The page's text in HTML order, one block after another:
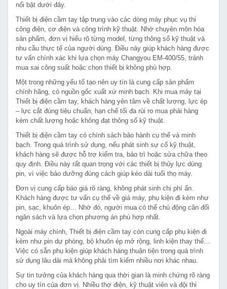
nổi bật dưới đây.
Thiết bị điện cầm tay tập trung vào các dòng máy phục vụ thi
công điện, cơ điện và công trình kỹ thuật. Nhờ chuyên môn hóa
sản phẩm, đơn vị hiểu rõ từng model, từng thông số kỹ thuật và
nhu cầu thực tế của người dùng. Điều này giúp khách hàng được
tư vấn chính xác khi lựa chọn máy Changyou EM-400/55, tránh
mua sai công suất hoặc chọn thiết bị không phù hợp.
Một trong những yếu tố tạo nên uy tín là cung cấp sản phẩm
chính hãng, có nguồn gốc xuất xứ minh bạch. Khi mua máy tại
Thiết bị điện cầm tay, khách hàng yên tâm về chất lượng, lực ép
– lực cắt đúng tiêu chuẩn, hạn chế tối đa rủi ro mua phải hàng
kém chất lượng hoặc không đạt thông số kỹ thuật.
Thiết bị điện cầm tay có chính sách bảo hành cụ thể và minh
bạch. Trong quá trình sử dụng, nếu phát sinh sự cố kỹ thuật,
khách hàng sẽ được hỗ trợ kiểm tra, bảo trì hoặc sửa chữa theo
quy định. Điều này rất quan trọng với các thiết bị thủy lực dùng
pin, vì việc bảo dưỡng đúng cách giúp kéo dài tuổi thọ máy.
Đơn vị cung cấp báo giá rõ ràng, không phát sinh chi phí ẩn.
Khách hàng được tư vấn cụ thể về giá máy, phụ kiện đi kèm như
pin, sạc, khuôn ép… Nhờ đó, người mua có thể chủ động cân đối
ngân sách và lựa chọn phương án phù hợp nhất.
Ngoài máy chính, Thiết bị điện cầm tay còn cung cấp phụ kiện đi
kèm như pin dự phòng, bộ khuôn ép mở rộng, linh kiện thay thế…
Việc có sẵn phụ kiện giúp khách hàng thuận tiện trong quá trình
sử dụng lâu dài mà không phải tìm kiếm nhiều nơi khác nhau.
Sự tin tưởng của khách hàng qua thời gian là minh chứng rõ ràng
cho uy tín của đơn vị. Nhiều thợ điện, kỹ thuật viên và đội thi